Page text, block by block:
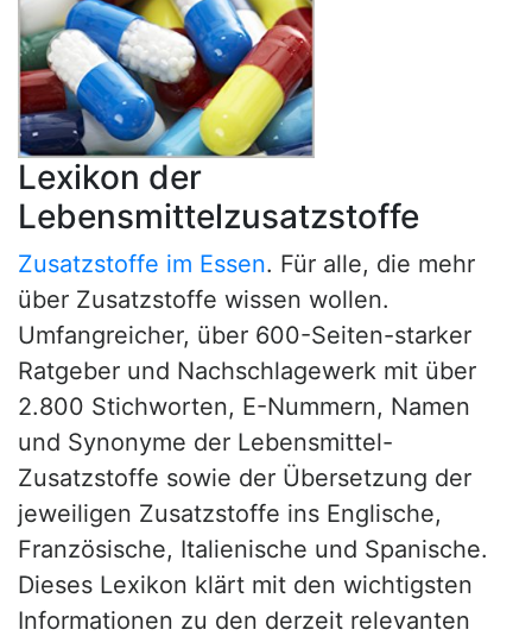
Lexikon der
Lebensmittelzusatzstoffe
Zusatzstoffe im Essen. Für alle, die mehr
über Zusatzstoffe wissen wollen.
Umfangreicher, über 600-Seiten-starker
Ratgeber und Nachschlagewerk mit über
2.800 Stichworten, E-Nummern, Namen
und Synonyme der Lebensmittel-
Zusatzstoffe sowie der Übersetzung der
jeweiligen Zusatzstoffe ins Englische,
Französische, Italienische und Spanische.
Dieses Lexikon klärt mit den wichtigsten
Informationen zu den derzeit relevanten